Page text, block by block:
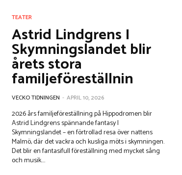
TEATER
Astrid Lindgrens I
Skymningslandet blir
årets stora
familjeföreställnin
VECKO TIDNINGEN - APRIL 10, 2026
2026 års familjeföreställning på Hippodromen blir
Astrid Lindgrens spännande fantasy I
Skymningslandet – en förtrollad resa över nattens
Malmö, där det vackra och kusliga möts i skymningen.
Det blir en fantasifull föreställning med mycket sång
och musik....